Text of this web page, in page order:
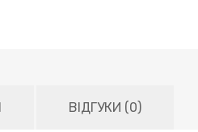
ВІДГУКИ (0)